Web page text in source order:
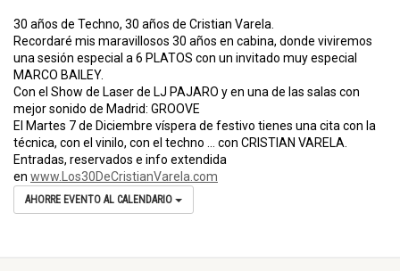
30 años de Techno, 30 años de Cristian Varela.
Recordaré mis maravillosos 30 años en cabina, donde viviremos
una sesión especial a 6 PLATOS con un invitado muy especial
MARCO BAILEY.
Con el Show de Laser de LJ PAJARO y en una de las salas con
mejor sonido de Madrid: GROOVE
El Martes 7 de Diciembre víspera de festivo tienes una cita con la
técnica, con el vinilo, con el techno … con CRISTIAN VARELA.
Entradas, reservados e info extendida
en www.Los30DeCristianVarela.com
AHORRE EVENTO AL CALENDARIO